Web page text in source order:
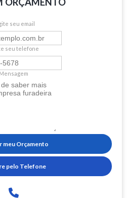
seu email
seu telefone
Mensagem
meu Orçamento
pelo Telefone